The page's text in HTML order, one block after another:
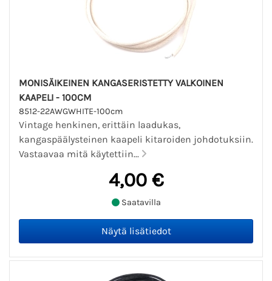
MONISÄIKEINEN KANGASERISTETTY VALKOINEN
KAAPELI - 100CM
8512-22AWGWHITE-100cm
Vintage henkinen, erittäin laadukas,
kangaspäälysteinen kaapeli kitaroiden johdotuksiin.
Vastaavaa mitä käytettiin...
4,00 €
Saatavilla